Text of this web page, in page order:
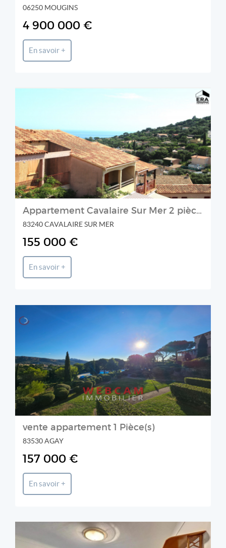
06250 MOUGINS
4 900 000 €
En savoir +
AZUR IMMO (ERA)
Appartement Cavalaire Sur Mer 2 pièces 32 m2 Vue Mer
83240 CAVALAIRE SUR MER
155 000 €
En savoir +
WEBCAM IMMOBILIER
vente appartement 1 Pièce(s)
83530 AGAY
157 000 €
En savoir +